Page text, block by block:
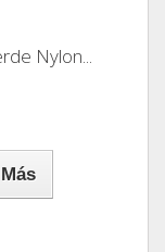
Nylon...
Más